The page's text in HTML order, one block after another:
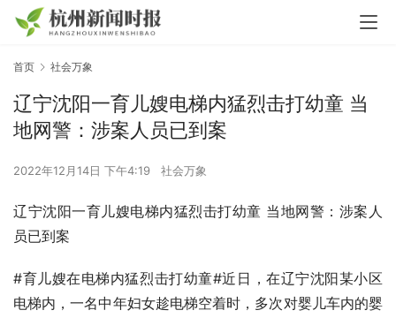
首页 社会万象
辽宁沈阳一育儿嫂电梯内猛烈击打幼童 当
地网警：涉案人员已到案
2022年12月14日 下午4:19 社会万象
辽宁沈阳一育儿嫂电梯内猛烈击打幼童 当地网警：涉案人
员已到案
#育儿嫂在电梯内猛烈击打幼童#近日，在辽宁沈阳某小区
电梯内，一名中年妇女趁电梯空着时，多次对婴儿车内的婴